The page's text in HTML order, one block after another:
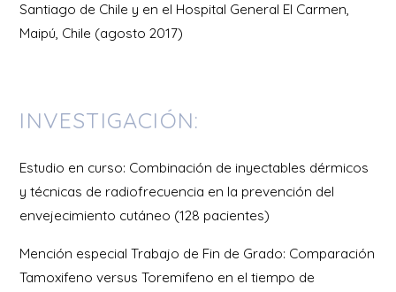
Santiago de Chile y en el Hospital General El Carmen,
Maipú, Chile (agosto 2017)
INVESTIGACIÓN:
Estudio en curso: Combinación de inyectables dérmicos
y técnicas de radiofrecuencia en la prevención del
envejecimiento cutáneo (128 pacientes)
Mención especial Trabajo de Fin de Grado: Comparación
Tamoxifeno versus Toremifeno en el tiempo de